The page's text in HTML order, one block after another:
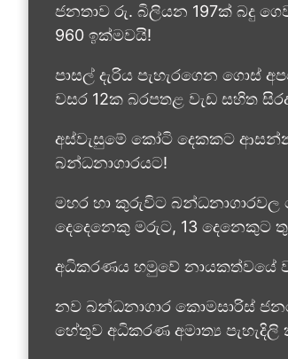
ජනතාව රු. බිලියන 197ක් බදු
960 ඉක්මවයි!
පාසල් දැරිය පැහැරගෙන ගොස්
වසර 12ක බරපතළ වැඩ සහිත
අස්වැසුමේ කෝටි දෙකකට
බන්ධනාගාරයට!
මහර හා කුරුවිට
දෙදෙනෙකු මරුට, 13 දෙනෙකුට
අධිකරණය හමුවේ නායකත්වයේ
නව බන්ධනාගාර කොමසාරිස්
හේතුව අධිකරණ අමාත්‍ය පැහැදිලි